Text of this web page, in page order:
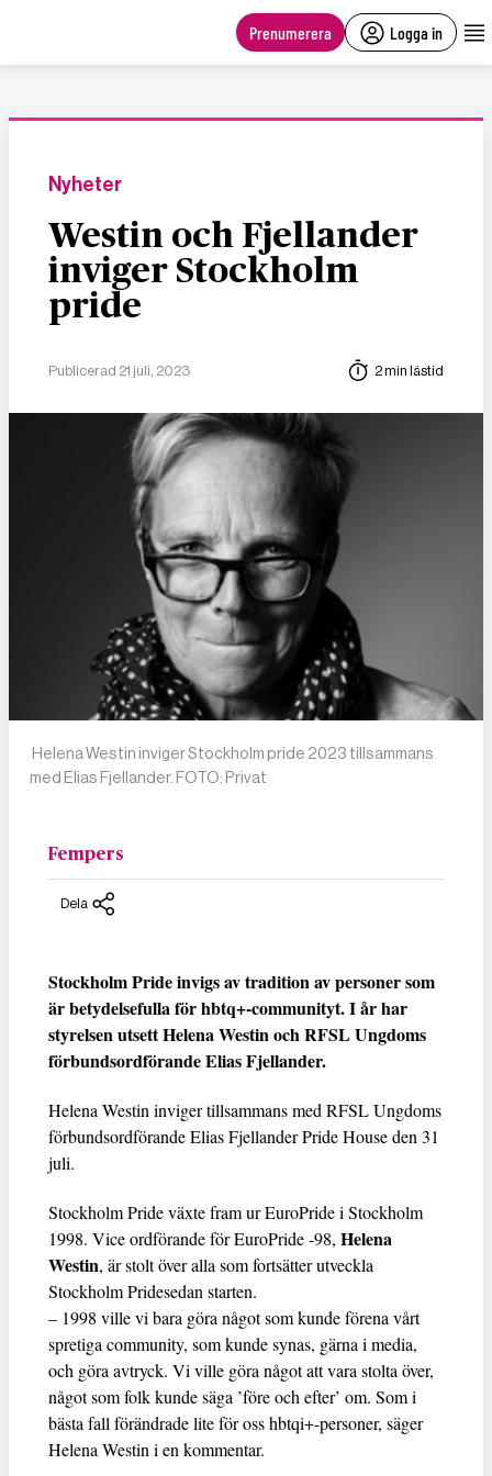
Prenumerera Logga in
Nyheter
Westin och Fjellander
inviger Stockholm
pride
Publicerad 21 juli, 2023 2 min lästid
Helena Westin inviger Stockholm pride 2023 tillsammans
med Elias Fjellander. FOTO: Privat
Fempers
Dela
Stockholm Pride invigs av tradition av personer som
är betydelsefulla för hbtq+-communityt. I år har
styrelsen utsett Helena Westin och RFSL Ungdoms
förbundsordförande Elias Fjellander.
Helena Westin inviger tillsammans med RFSL Ungdoms
förbundsordförande Elias Fjellander Pride House den 31
juli.
Stockholm Pride växte fram ur EuroPride i Stockholm
1998. Vice ordförande för EuroPride -98, Helena
Westin, är stolt över alla som fortsätter utveckla
Stockholm Pridesedan starten.
– 1998 ville vi bara göra något som kunde förena vårt
spretiga community, som kunde synas, gärna i media,
och göra avtryck. Vi ville göra något att vara stolta över,
något som folk kunde säga ’före och efter’ om. Som i
bästa fall förändrade lite för oss hbtqi+-personer, säger
Helena Westin i en kommentar.